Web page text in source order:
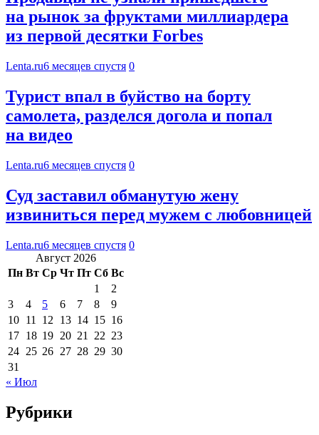
на рынок за фруктами миллиардера
из первой десятки Forbes
Lenta.ru6 месяцев спустя 0
Турист впал в буйство на борту
самолета, разделся догола и попал
на видео
Lenta.ru6 месяцев спустя 0
Суд заставил обманутую жену
извиниться перед мужем с любовницей
Lenta.ru6 месяцев спустя 0
Август 2026
Пн Вт Ср Чт Пт Сб Вс
1
2
3
4 5 6 7 8
9
10 11 12 13 14 15 16
17 18 19 20 21 22 23
24 25 26 27 28 29 30
31
« Июл
Рубрики